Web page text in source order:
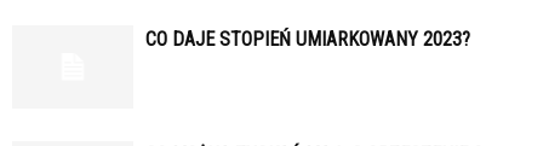
CO DAJE STOPIEŃ UMIARKOWANY 2023?